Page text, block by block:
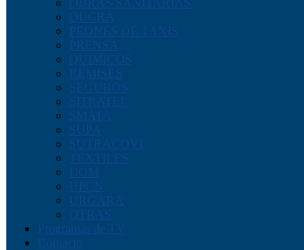
OBRAS SANITARIAS
OUCRA
PEONES DE TAXIS
PRENSA
QUIMICOS
REMISES
SEGUROS
SITRATEL
SMATA
SUPA
SUTRACOVI
TEXTILES
UOM
UPCN
URGARA
OTRAS
Programas de TV
Contacto